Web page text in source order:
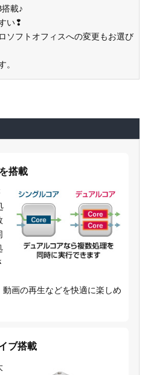
載♪
い❢
ソフトオフィスへの変更もお選び
。
搭載
画の再生などを快適に楽しめ
ブ搭載